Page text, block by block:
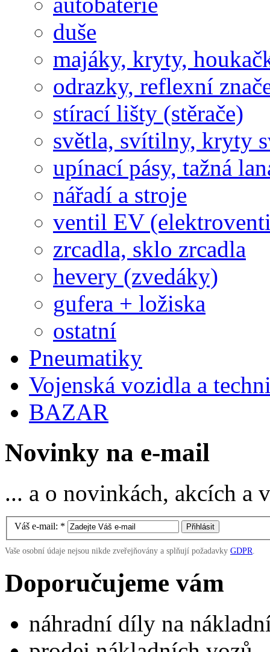
duše
majáky, kryty,
odrazky, reflexní
stírací lišty (stěrače)
světla, svítilny, kryty
upínací pásy, tažná
nářadí a stroje
ventil EV
zrcadla, sklo zrcadla
hevery (zvedáky)
gufera + ložiska
ostatní
Pneumatiky
Vojenská vozidla a
BAZAR
Novinky na e-mail
... a o novinkách, akcích
Váš e-mail: *
Vaše osobní údaje nejsou nikde zveřejňovány a splňují požadavky GDPR.
Doporučujeme vám
náhradní díly na